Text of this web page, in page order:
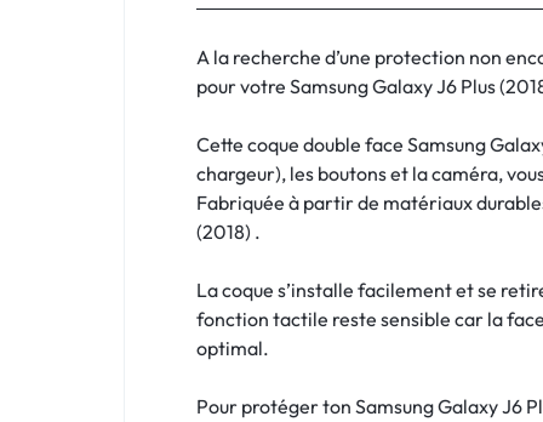
A la recherche d’une protection non
pour votre Samsung Galaxy J6 Plus
Cette coque double face Samsung
chargeur), les boutons et la caméra,
Fabriquée à partir de matériaux
(2018) .
La coque s’installe facilement et se
fonction tactile reste sensible car la
optimal.
Pour protéger ton Samsung Galaxy J6